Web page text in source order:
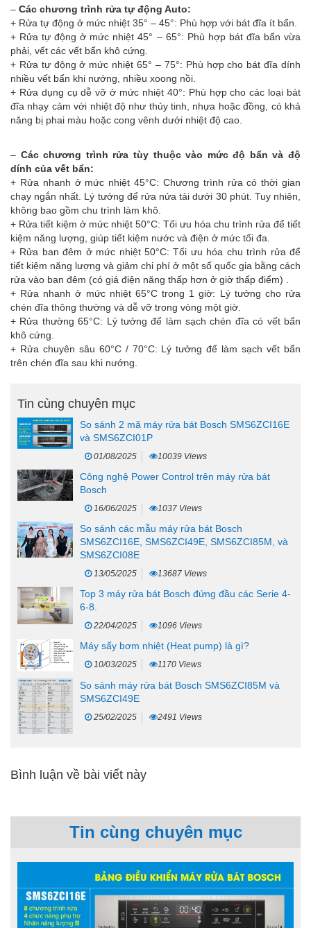
– Các chương trình rửa tự động Auto:
+ Rửa tự động ở mức nhiệt 35° – 45°: Phù hợp với bát đĩa ít bẩn.
+ Rửa tự động ở mức nhiệt 45° – 65°: Phù hợp bát đĩa bẩn vừa
phải, vết các vết bẩn khô cứng.
+ Rửa tự động ở mức nhiệt 65° – 75°: Phù hợp cho bát đĩa dính
nhiều vết bẩn khi nướng, nhiều xoong nồi.
+ Rửa dụng cụ dễ vỡ ở mức nhiệt 40°: Phù hợp cho các loại bát
đĩa nhạy cảm với nhiệt độ như thủy tinh, nhựa hoặc đồng, có khả
năng bị phai màu hoặc cong vênh dưới nhiệt độ cao.
– Các chương trình rửa tùy thuộc vào mức độ bẩn và độ
dính của vết bẩn:
+ Rửa nhanh ở mức nhiệt 45°C: Chương trình rửa có thời gian
chạy ngắn nhất. Lý tưởng để rửa nửa tải dưới 30 phút. Tuy nhiên,
không bao gồm chu trình làm khô.
+ Rửa tiết kiệm ở mức nhiệt 50°C: Tối ưu hóa chu trình rửa để tiết
kiệm năng lượng, giúp tiết kiệm nước và điện ở mức tối đa.
+ Rửa ban đêm ở mức nhiệt 50°C: Tối ưu hóa chu trình rửa để
tiết kiệm năng lượng và giảm chi phí ở một số quốc gia bằng cách
rửa vào ban đêm (có giá điện năng thấp hơn ở giờ thấp điểm) .
+ Rửa nhanh ở mức nhiệt 65°C trong 1 giờ: Lý tưởng cho rửa
chén đĩa thông thường và dễ vỡ trong vòng một giờ.
+ Rửa thường 65°C: Lý tưởng để làm sạch chén đĩa có vết bẩn
khô cứng.
+ Rửa chuyên sâu 60°C / 70°C: Lý tưởng để làm sạch vết bẩn
trên chén đĩa sau khi nướng.
Tin cùng chuyên mục
So sánh 2 mã máy rửa bát Bosch SMS6ZCI16E
và SMS6ZCI01P
01/08/2025 10039 Views
Công nghệ Power Control trên máy rửa bát
Bosch
16/06/2025 1037 Views
So sánh các mẫu máy rửa bát Bosch
SMS6ZCI16E, SMS6ZCI49E, SMS6ZCI85M, và
SMS6ZCI08E
13/05/2025 13687 Views
Top 3 máy rửa bát Bosch đứng đầu các Serie 4-
6-8.
22/04/2025 1096 Views
Máy sấy bơm nhiệt (Heat pump) là gì?
10/03/2025 1170 Views
So sánh máy rửa bát Bosch SMS6ZCI85M và
SMS6ZCI49E
25/02/2025 2491 Views
Bình luận về bài viết này
Tin cùng chuyên mục